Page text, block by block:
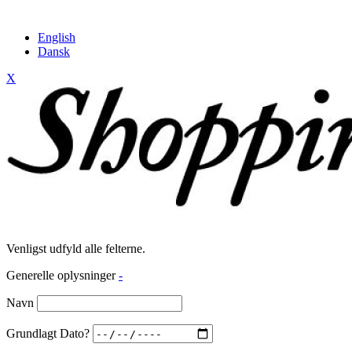
English
Dansk
X
Venligst udfyld alle felterne.
Generelle oplysninger -
Navn
Grundlagt Dato?